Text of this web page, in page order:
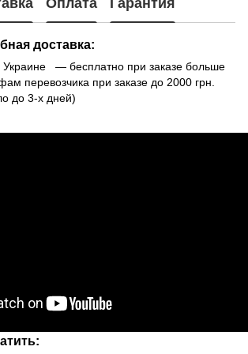
Оплата Гарантия
доставка:
Украине — бесплатно при заказе больше
перевозчика при заказе до 2000 грн.
до 3-х дней)